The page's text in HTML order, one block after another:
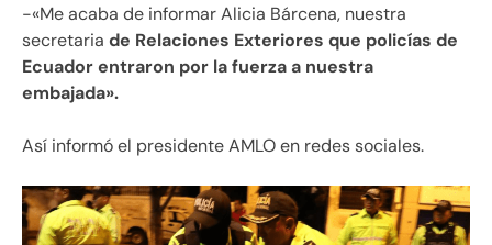
-«Me acaba de informar Alicia Bárcena, nuestra
secretaria de Relaciones Exteriores que policías de
Ecuador entraron por la fuerza a nuestra
embajada».
Así informó el presidente AMLO en redes sociales.